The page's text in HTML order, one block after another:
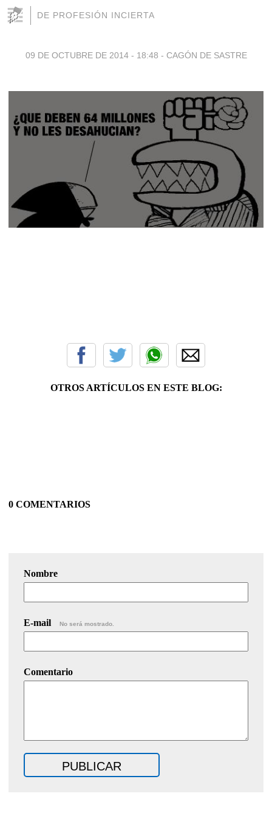
DE PROFESIÓN INCIERTA
09 DE OCTUBRE DE 2014 - 18:48 - CAGÓN DE SASTRE
OTROS ARTÍCULOS EN ESTE BLOG:
0 COMENTARIOS
Nombre
E-mail No será mostrado.
Comentario